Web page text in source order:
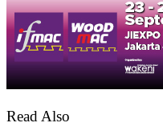
Read Also